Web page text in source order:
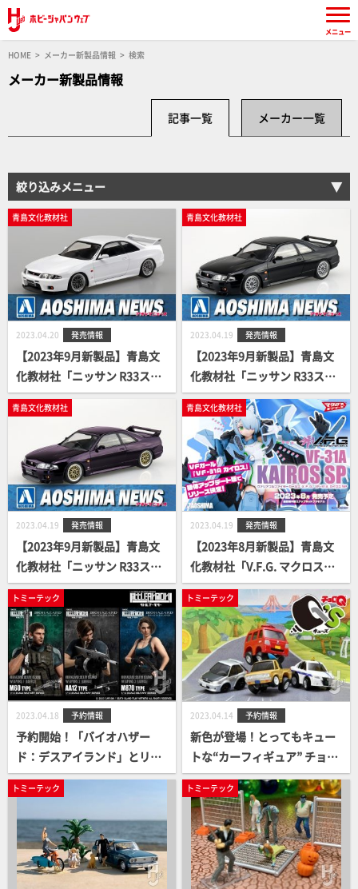
HOME メーカー新製品情報 検索
メーカー新製品情報
記事一覧 メーカー一覧
絞り込みメニュー
青島文化教材社
2023.04.20 発売情報
【2023年9月新製品】青島文
化教材社「ニッサン R33スカ
イラインGT-R カスタムホイ
ール(ホワイト)」
青島文化教材社
2023.04.19 発売情報
【2023年9月新製品】青島文
化教材社「ニッサン R33スカ
イラインGT-R カスタムホイ
ール(ブラック)」
青島文化教材社
2023.04.19 発売情報
【2023年9月新製品】青島文
化教材社「ニッサン R33スカ
イラインGT-R カスタムホイ
ール(ミッドナイトパープ
ル)」
青島文化教材社
2023.04.19 発売情報
【2023年8月新製品】青島文
化教材社「V.F.G. マクロスΔ V
F-31A カイロスSP」
トミーテック
2023.04.18 予約情報
予約開始！「バイオハザー
ド：デスアイランド」とリト
ルアーモリーのコラボ製品が
発売決定！
トミーテック
2023.04.14 予約情報
新色が登場！とってもキュー
トな“カーフィギュア” チョロ
Ｑ 「Ｑ’ｓ（キューズ）」
トミーテック トミーテック
メニュー